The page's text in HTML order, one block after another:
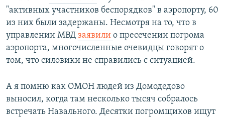
"активных участников беспорядков" в аэропорту, 60
из них были задержаны. Несмотря на то, что в
управлении МВД заявили о пресечении погрома
аэропорта, многочисленные очевидцы говорят о
том, что силовики не справились с ситуацией.
А я помню как ОМОН людей из Домодедово
выносил, когда там несколько тысяч собралось
встречать Навального. Десятки погромщиков ищут